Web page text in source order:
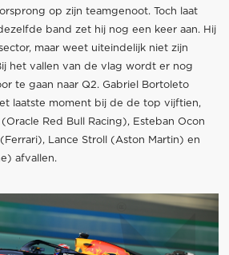
op zijn teamgenoot. Toch laat
band zet hij nog een keer aan. Hij
maar weet uiteindelijk niet zijn
het vallen van de vlag wordt er nog
te gaan naar Q2. Gabriel Bortoleto
laatste moment bij de de top vijftien,
Red Bull Racing), Esteban Ocon
Lance Stroll (Aston Martin) en
afvallen.